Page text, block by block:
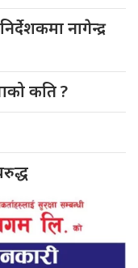
नागेन्द्र
कति ?